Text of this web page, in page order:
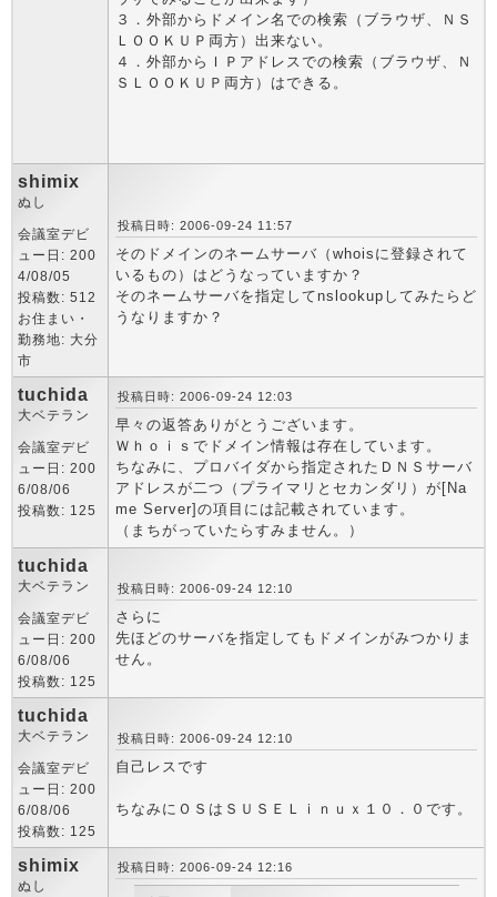
３．外部からドメイン名での検索（ブラウザ、ＮＳ
ＬＯＯＫＵＰ両方）出来ない。
４．外部からＩＰアドレスでの検索（ブラウザ、Ｎ
ＳＬＯＯＫＵＰ両方）はできる。
shimix
ぬし
会議室デビ
ュー日: 200
4/08/05
投稿数: 512
お住まい・
勤務地: 大分
市
投稿日時: 2006-09-24 11:57
そのドメインのネームサーバ（whoisに登録されて
いるもの）はどうなっていますか？
そのネームサーバを指定してnslookupしてみたらど
うなりますか？
tuchida
大ベテラン
会議室デビ
ュー日: 200
6/08/06
投稿数: 125
投稿日時: 2006-09-24 12:03
早々の返答ありがとうございます。
Ｗｈｏｉｓでドメイン情報は存在しています。
ちなみに、プロバイダから指定されたＤＮＳサーバ
アドレスが二つ（プライマリとセカンダリ）が[Na
me Server]の項目には記載されています。
（まちがっていたらすみません。）
tuchida
大ベテラン
会議室デビ
ュー日: 200
6/08/06
投稿数: 125
投稿日時: 2006-09-24 12:10
さらに
先ほどのサーバを指定してもドメインがみつかりま
せん。
tuchida
大ベテラン
会議室デビ
ュー日: 200
6/08/06
投稿数: 125
投稿日時: 2006-09-24 12:10
自己レスです
ちなみにＯＳはＳＵＳＥＬｉｎｕｘ１０．０です。
shimix
ぬし
投稿日時: 2006-09-24 12:16